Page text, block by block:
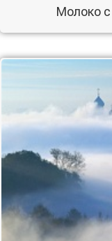
Молоко с